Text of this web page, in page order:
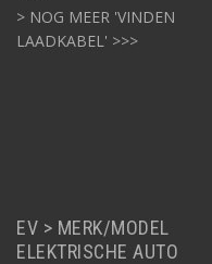
> NOG MEER 'VINDEN
LAADKABEL' >>>
EV > MERK/MODEL
ELEKTRISCHE AUTO